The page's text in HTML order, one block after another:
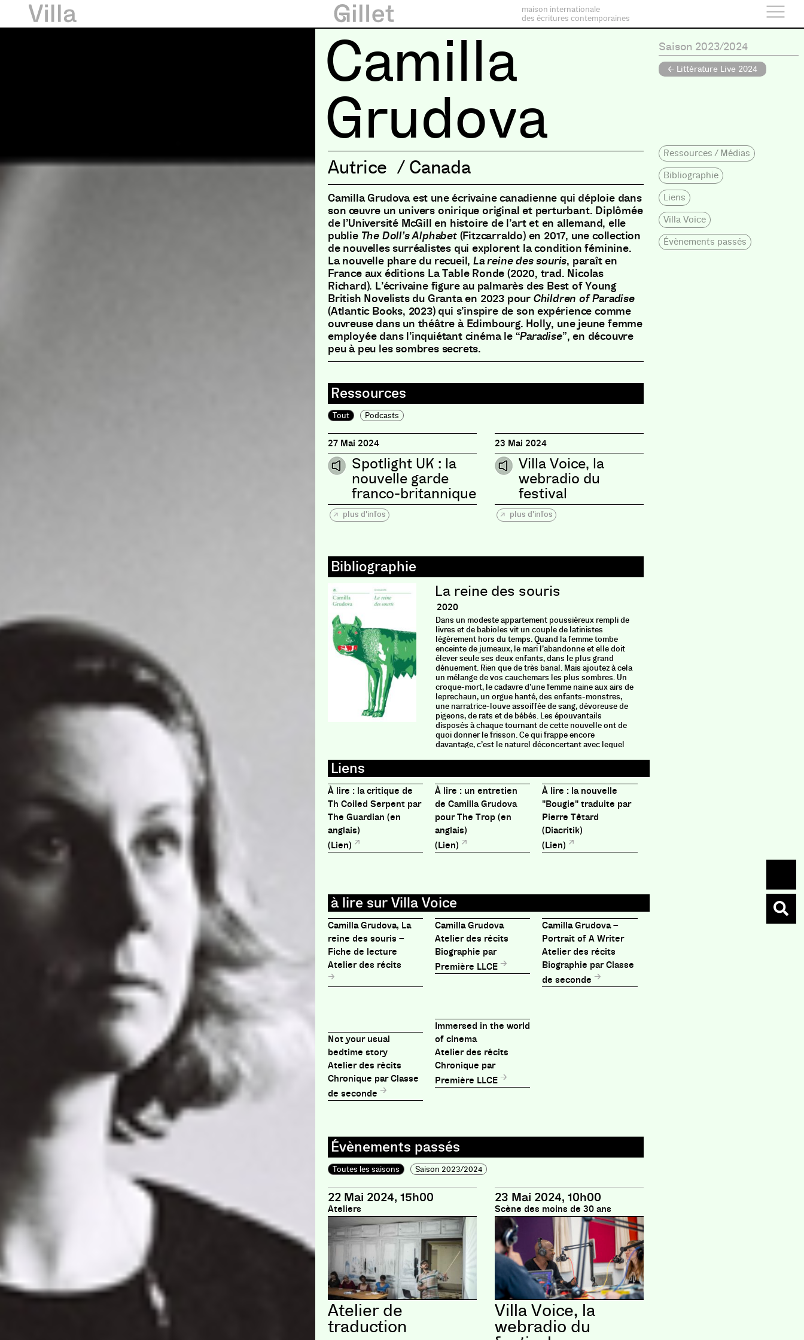
maison internationale
des écritures contemporaines
Camilla
Grudova
Autrice / Canada
Camilla Grudova est une écrivaine canadienne qui déploie dans
son œuvre un univers onirique original et perturbant. Diplômée
de l’Université McGill en histoire de l’art et en allemand, elle
publie The Doll’s Alphabet(Fitzcarraldo) en 2017, une collection
de nouvelles surréalistes qui explorent la condition féminine.
La nouvelle phare du recueil, La reine des souris, paraît en
France aux éditions La Table Ronde (2020, trad. Nicolas
Richard). L’écrivaine figure au palmarès des Best of Young
British Novelists du Granta en 2023 pour Children of Paradise
(Atlantic Books, 2023) qui s’inspire de son expérience comme
ouvreuse dans un théâtre à Edimbourg. Holly, une jeune femme
employée dans l’inquiétant cinéma le “Paradise”, en découvre
peu à peu les sombres secrets.
Tout Podcasts
27 Mai 2024
Spotlight UK : la
nouvelle garde
franco-britannique
plus d'infos
23 Mai 2024
Villa Voice, la
webradio du
festival
plus d'infos
La reine des souris
2020
Dans un modeste appartement poussiéreux rempli de
livres et de babioles vit un couple de latinistes
légèrement hors du temps. Quand la femme tombe
enceinte de jumeaux, le mari l’abandonne et elle doit
élever seule ses deux enfants, dans le plus grand
dénuement. Rien que de très banal. Mais ajoutez à cela
un mélange de vos cauchemars les plus sombres. Un
croque-mort, le cadavre d’une femme naine aux airs de
leprechaun, un orgue hanté, des enfants-monstres,
une narratrice-louve assoiffée de sang, dévoreuse de
pigeons, de rats et de bébés. Les épouvantails
disposés à chaque tournant de cette nouvelle ont de
quoi donner le frisson. Ce qui frappe encore
davantage, c’est le naturel déconcertant avec lequel
celui d’une femme aliénée par le couple, le travail et la
maternité, de celle qui enfant se rêvait Reine des souris
et qui, mariée à un «homme idéal» sentant les fleurs
pourries et la pierre froide, est devenue mère, autant
dire bête féroce aux désirs infanticides, loup-garou qui
trouvera son salut, comme de juste, dans l’écriture. On
ressort avec un rire nerveux de ce court texte qui
transforme le réel en fantastique, l’horrible en drôle, et
À lire : la critique de
Th Coiled Serpent par
The Guardian (en
anglais)
(Lien)
À lire : un entretien
de Camilla Grudova
pour The Trop (en
anglais)
(Lien)
À lire : la nouvelle
"Bougie" traduite par
Pierre Têtard
(Diacritik)
(Lien)
Camilla Grudova, La
reine des souris –
Fiche de lecture
Atelier des récits
Camilla Grudova
Atelier des récits
Biographie par
Première LLCE
Camilla Grudova –
Portrait of A Writer
Atelier des récits
Biographie par Classe
de seconde
Immersed in the world
of cinema
Atelier des récits
Chronique par
Première LLCE
Not your usual
bedtime story
Atelier des récits
Chronique par Classe
de seconde
Toutes les saisons Saison 2023/2024
22 Mai 2024, 15h00
Ateliers
Atelier de
traduction
23 Mai 2024, 10h00
Scène des moins de 30 ans
Villa Voice, la
webradio du
Saison 2023/2024
← Littérature Live 2024
Ressources / Médias
Bibliographie
Liens
Villa Voice
Évènements passés